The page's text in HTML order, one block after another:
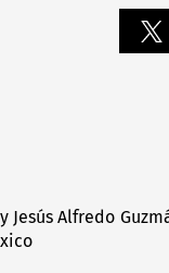
Jesús Alfredo